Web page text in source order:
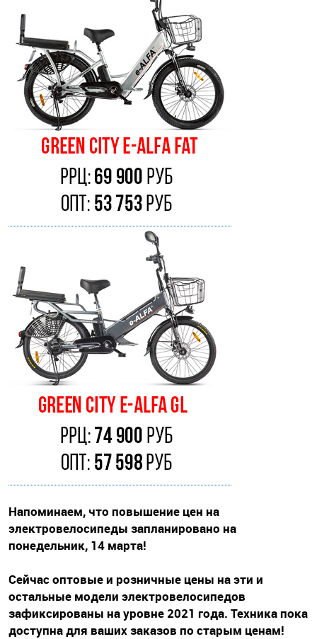
Напоминаем, что повышение цен на
электровелосипеды запланировано на
понедельник, 14 марта!
Сейчас оптовые и розничные цены на эти и
остальные модели электровелосипедов
зафиксированы на уровне 2021 года. Техника пока
доступна для ваших заказов по старым ценам!